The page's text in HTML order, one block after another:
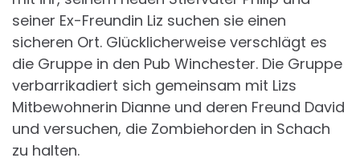
seiner Ex-Freundin Liz suchen sie einen
sicheren Ort. Glücklicherweise verschlägt es
die Gruppe in den Pub Winchester. Die Gruppe
verbarrikadiert sich gemeinsam mit Lizs
Mitbewohnerin Dianne und deren Freund David
und versuchen, die Zombiehorden in Schach
zu halten.